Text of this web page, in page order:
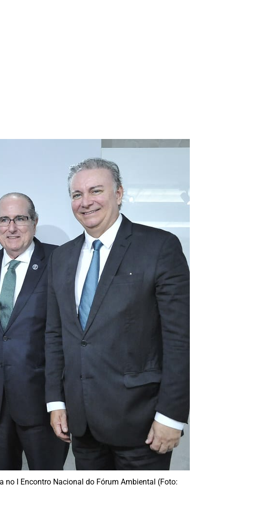
I Encontro Nacional do Fórum Ambiental (Foto: